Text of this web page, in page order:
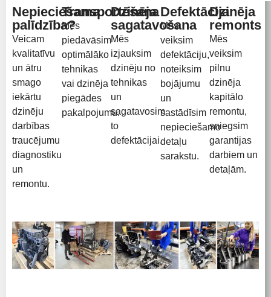
Nepieciešama
palīdzība?
Veicam
kvalitatīvu
un ātru
smago
iekārtu
dzinēju
darbības
traucējumu
diagnostiku
un
remontu.
Transportēšana
Mēs
piedāvāsim
optimālāko
tehnikas
vai dzinēja
piegādes
pakalpojumu.
Dzinēja
sagatavošana
Mēs
izjauksim
dzinēju no
tehnikas
un
sagatavosim
to
defektācijai.
Defektācija
Mēs
veiksim
defektāciju,
noteiksim
bojājumu
un
sastādīsim
nepieciešamo
detaļu
sarakstu.
Dzinēja
remonts
Mēs
veiksim
pilnu
dzinēja
kapitālo
remontu,
sniegsim
garantijas
darbiem un
detaļām.